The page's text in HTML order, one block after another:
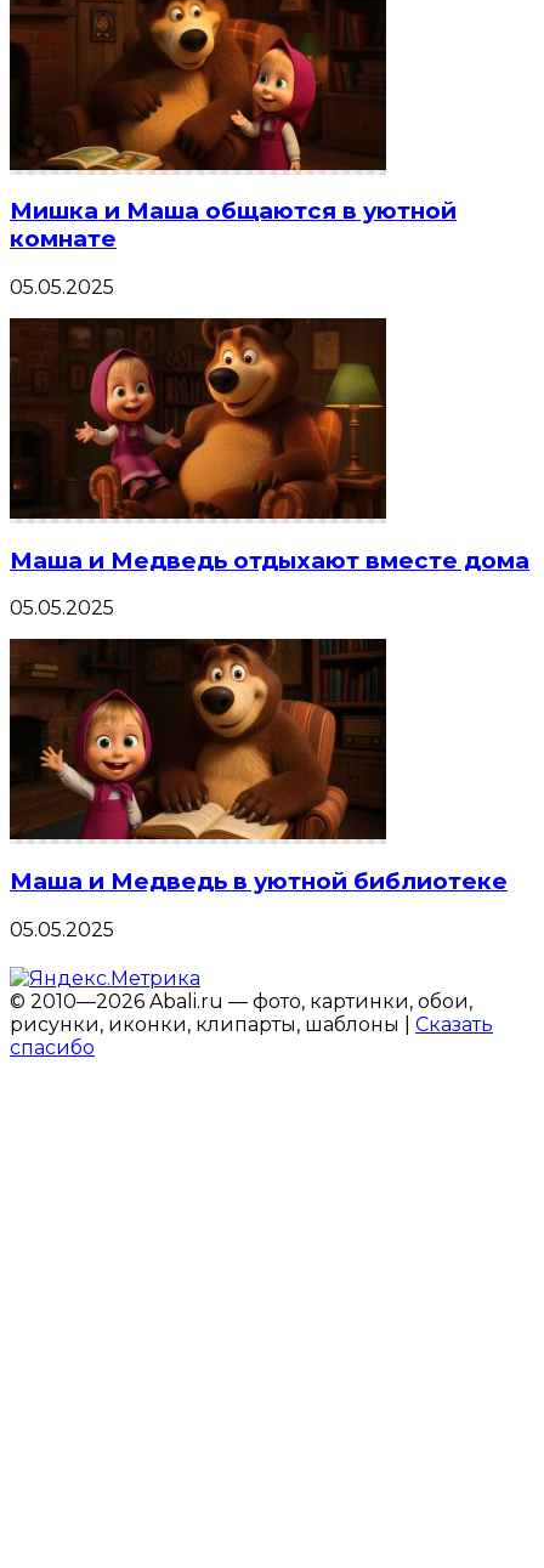
Мишка и Маша общаются в уютной
комнате
05.05.2025
Маша и Медведь отдыхают вместе дома
05.05.2025
Маша и Медведь в уютной библиотеке
05.05.2025
© 2010—2026 Abali.ru — фото, картинки, обои,
рисунки, иконки, клипарты, шаблоны | Сказать
спасибо